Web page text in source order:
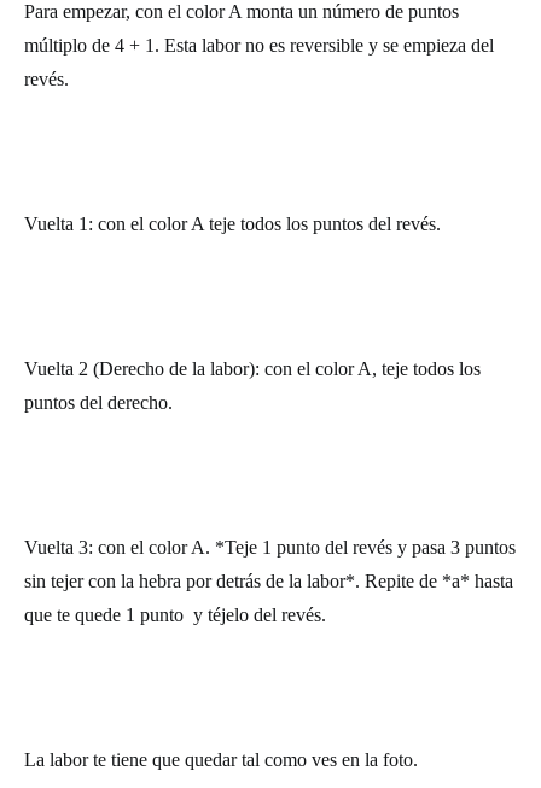
Para empezar, con el color A monta un número de puntos
múltiplo de 4 + 1. Esta labor no es reversible y se empieza del
revés.
Vuelta 1: con el color A teje todos los puntos del revés.
Vuelta 2 (Derecho de la labor): con el color A, teje todos los
puntos del derecho.
Vuelta 3: con el color A. *Teje 1 punto del revés y pasa 3 puntos
sin tejer con la hebra por detrás de la labor*. Repite de *a* hasta
que te quede 1 punto y téjelo del revés.
La labor te tiene que quedar tal como ves en la foto.